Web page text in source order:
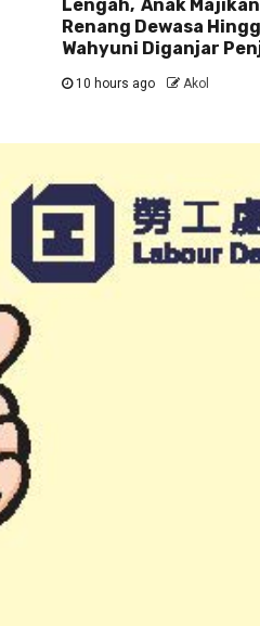
Lengah, Anak
Renang Dewasa
Wahyuni Diganjar
10 hours ago Akol